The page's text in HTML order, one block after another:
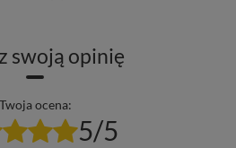
swoją opinię
Twoja ocena:
5/5